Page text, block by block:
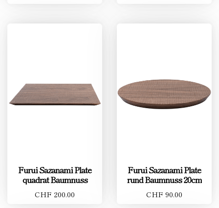
Furui Sazanami Plate
quadrat Baumnuss
CHF 200.00
Furui Sazanami Plate
rund Baumnuss 20cm
CHF 90.00